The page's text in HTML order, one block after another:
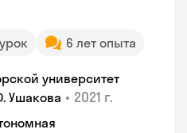
6 лет опыта
университет
Ушакова • 2021 г.